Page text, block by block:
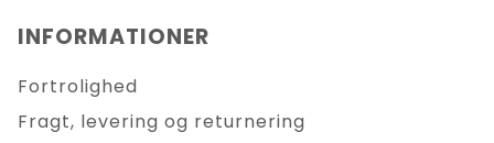
INFORMATIONER
Fortrolighed
Fragt, levering og returnering